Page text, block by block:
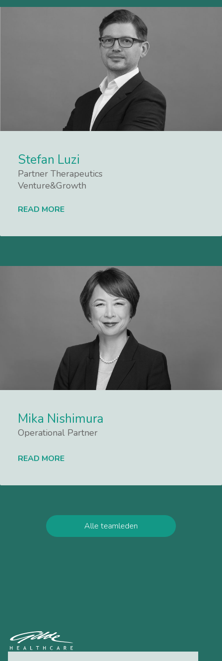
Stefan Luzi
Partner Therapeutics
Venture&Growth
READ MORE
Mika Nishimura
Operational Partner
READ MORE
Alle teamleden